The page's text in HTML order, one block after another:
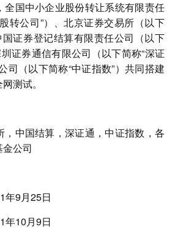
全国中小企业股份转让系统有限责任
转公司”）、北京证券交易所（以下
国证券登记结算有限责任公司（以下
证券通信有限公司（以下简称“深证
司（以下简称“中证指数”）共同搭建
测试。
，中国结算，深证通，中证指数，各
公司
年9月25日
年10月9日